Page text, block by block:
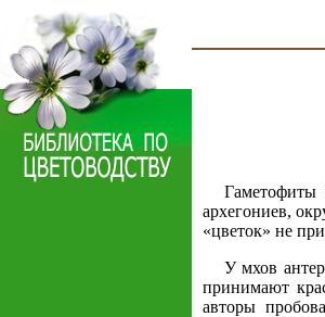
Гаметофиты
архегониев,
«цветок» не
У мхов
принимают
авторы